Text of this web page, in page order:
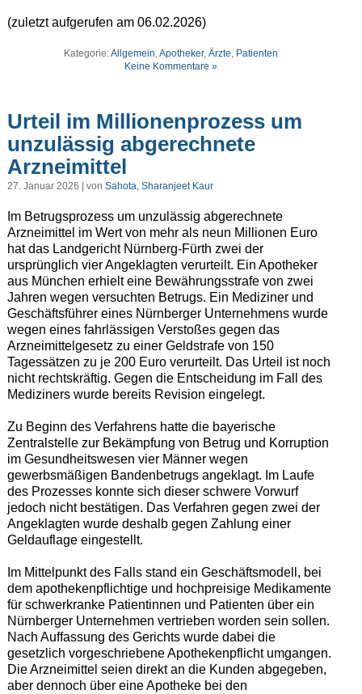
(zuletzt aufgerufen am 06.02.2026)
Kategorie:Allgemein,Apotheker,Ärzte, Patienten
Keine Kommentare »
Urteil im Millionenprozess um
unzulässig abgerechnete
Arzneimittel
27. Januar 2026 | von Sahota, Sharanjeet Kaur
Im Betrugsprozess um unzulässig abgerechnete
Arzneimittel im Wert von mehr als neun Millionen Euro
hat das Landgericht Nürnberg-Fürth zwei der
ursprünglich vier Angeklagten verurteilt. Ein Apotheker
aus München erhielt eine Bewährungsstrafe von zwei
Jahren wegen versuchten Betrugs. Ein Mediziner und
Geschäftsführer eines Nürnberger Unternehmens wurde
wegen eines fahrlässigen Verstoßes gegen das
Arzneimittelgesetz zu einer Geldstrafe von 150
Tagessätzen zu je 200 Euro verurteilt. Das Urteil ist noch
nicht rechtskräftig. Gegen die Entscheidung im Fall des
Mediziners wurde bereits Revision eingelegt.
Zu Beginn des Verfahrens hatte die bayerische
Zentralstelle zur Bekämpfung von Betrug und Korruption
im Gesundheitswesen vier Männer wegen
gewerbsmäßigen Bandenbetrugs angeklagt. Im Laufe
des Prozesses konnte sich dieser schwere Vorwurf
jedoch nicht bestätigen. Das Verfahren gegen zwei der
Angeklagten wurde deshalb gegen Zahlung einer
Geldauflage eingestellt.
Im Mittelpunkt des Falls stand ein Geschäftsmodell, bei
dem apothekenpflichtige und hochpreisige Medikamente
für schwerkranke Patientinnen und Patienten über ein
Nürnberger Unternehmen vertrieben worden sein sollen.
Nach Auffassung des Gerichts wurde dabei die
gesetzlich vorgeschriebene Apothekenpflicht umgangen.
Die Arzneimittel seien direkt an die Kunden abgegeben,
aber dennoch über eine Apotheke bei den